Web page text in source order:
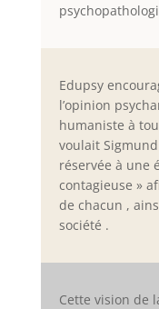
Edupsy
l’opinion
humaniste à
voulait
réservée à une
contagieuse »
de chacun ,
société .
Cette vision de